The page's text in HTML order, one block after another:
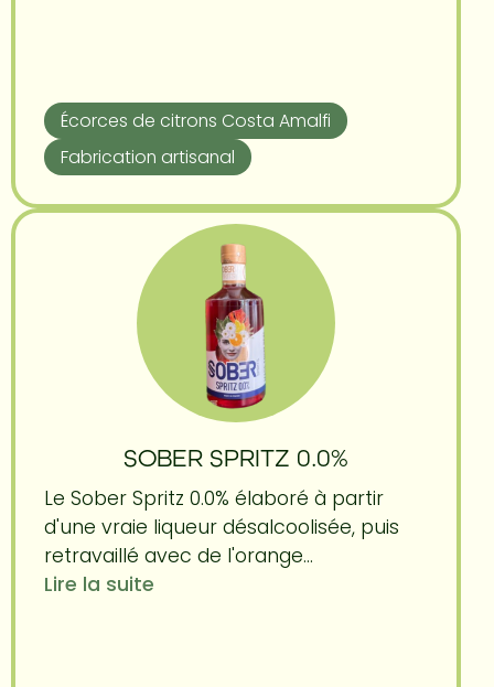
Écorces de citrons Costa Amalfi
Fabrication artisanal
SOBER SPRITZ 0.0%
Le Sober Spritz 0.0% élaboré à partir
d'une vraie liqueur désalcoolisée, puis
retravaillé avec de l'orange...
Lire la suite